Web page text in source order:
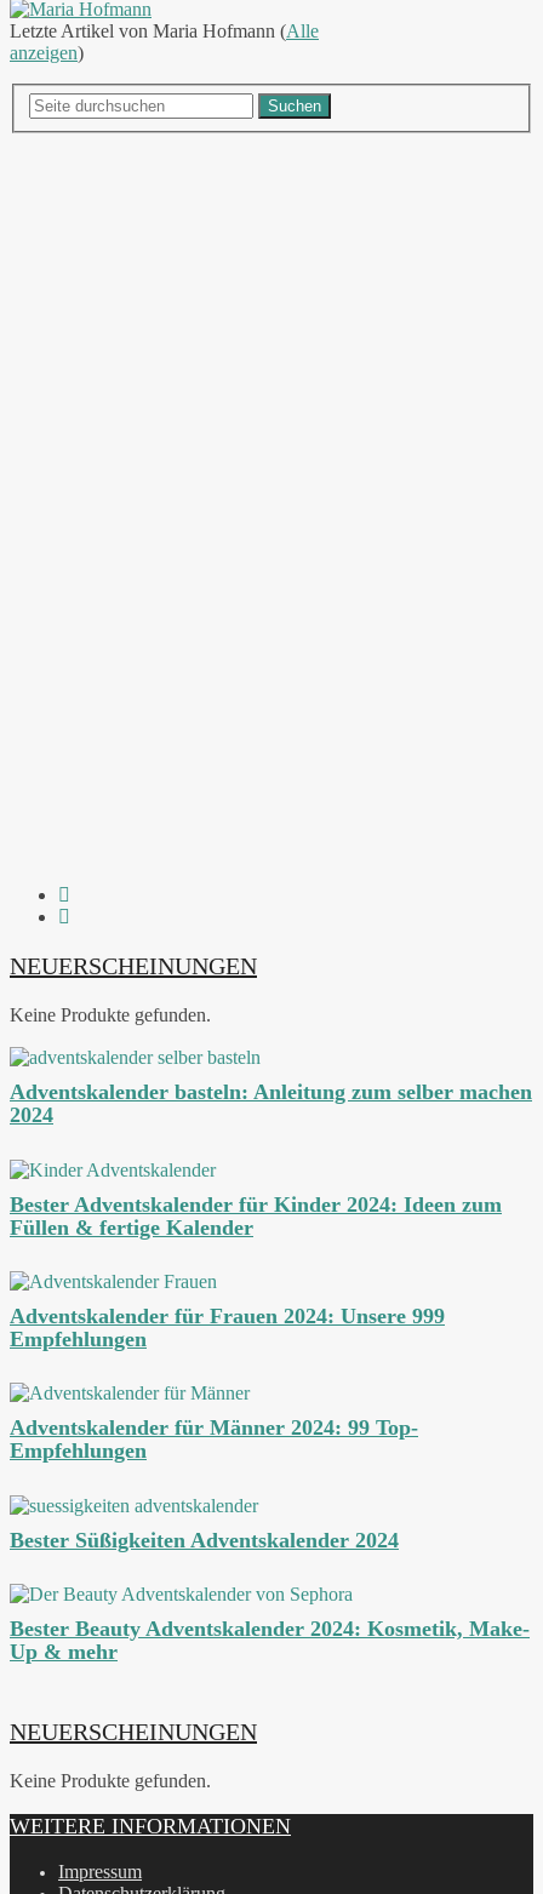
Letzte Artikel von Maria Hofmann (Alle
anzeigen)
Suchen
NEUERSCHEINUNGEN
Keine Produkte gefunden.
Adventskalender basteln: Anleitung zum selber machen
2024
Bester Adventskalender für Kinder 2024: Ideen zum
Füllen & fertige Kalender
Adventskalender für Frauen 2024: Unsere 999
Empfehlungen
Adventskalender für Männer 2024: 99 Top-
Empfehlungen
Bester Süßigkeiten Adventskalender 2024
Bester Beauty Adventskalender 2024: Kosmetik, Make-
Up & mehr
NEUERSCHEINUNGEN
Keine Produkte gefunden.
WEITERE INFORMATIONEN
Impressum